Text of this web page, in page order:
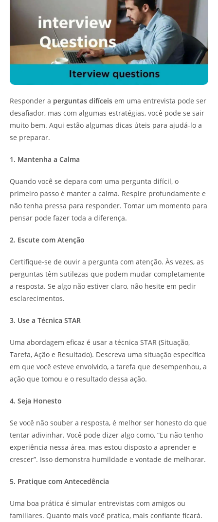
Responder a perguntas difíceis em uma entrevista pode ser
desafiador, mas com algumas estratégias, você pode se sair
muito bem. Aqui estão algumas dicas úteis para ajudá-lo a
se preparar.
1. Mantenha a Calma
Quando você se depara com uma pergunta difícil, o
primeiro passo é manter a calma. Respire profundamente e
não tenha pressa para responder. Tomar um momento para
pensar pode fazer toda a diferença.
2. Escute com Atenção
Certifique-se de ouvir a pergunta com atenção. Às vezes, as
perguntas têm sutilezas que podem mudar completamente
a resposta. Se algo não estiver claro, não hesite em pedir
esclarecimentos.
3. Use a Técnica STAR
Uma abordagem eficaz é usar a técnica STAR (Situação,
Tarefa, Ação e Resultado). Descreva uma situação específica
em que você esteve envolvido, a tarefa que desempenhou, a
ação que tomou e o resultado dessa ação.
4. Seja Honesto
Se você não souber a resposta, é melhor ser honesto do que
tentar adivinhar. Você pode dizer algo como, “Eu não tenho
experiência nessa área, mas estou disposto a aprender e
crescer”. Isso demonstra humildade e vontade de melhorar.
5. Pratique com Antecedência
Uma boa prática é simular entrevistas com amigos ou
familiares. Quanto mais você pratica, mais confiante ficará.